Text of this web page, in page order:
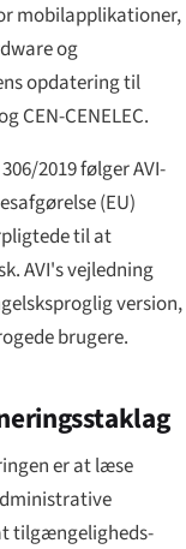
mobilapplikationer,
og
opdatering til
CEN-CENELEC.
2019 følger AVI-
(EU)
til at
AVI's vejledning
version,
brugere.
er at læse
tilgængeligheds-